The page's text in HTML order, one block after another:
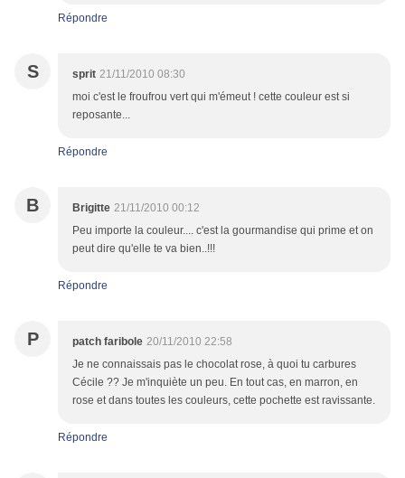
Répondre
S sprit 21/11/2010 08:30
moi c'est le froufrou vert qui m'émeut ! cette couleur est si
reposante...
Répondre
B Brigitte 21/11/2010 00:12
Peu importe la couleur.... c'est la gourmandise qui prime et on
peut dire qu'elle te va bien..!!!
Répondre
P patch faribole 20/11/2010 22:58
Je ne connaissais pas le chocolat rose, à quoi tu carbures
Cécile ?? Je m'inquiète un peu. En tout cas, en marron, en
rose et dans toutes les couleurs, cette pochette est ravissante.
Répondre